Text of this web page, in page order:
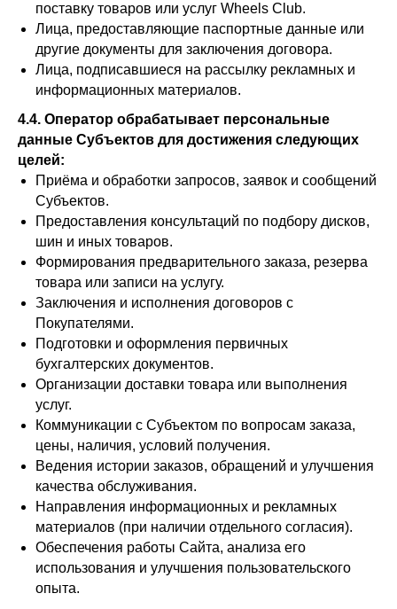
поставку товаров или услуг Wheels Club.
Лица, предоставляющие паспортные данные или
другие документы для заключения договора.
Лица, подписавшиеся на рассылку рекламных и
информационных материалов.
4.4. Оператор обрабатывает персональные
данные Субъектов для достижения следующих
целей:
Приёма и обработки запросов, заявок и сообщений
Субъектов.
Предоставления консультаций по подбору дисков,
шин и иных товаров.
Формирования предварительного заказа, резерва
товара или записи на услугу.
Заключения и исполнения договоров с
Покупателями.
Подготовки и оформления первичных
бухгалтерских документов.
Организации доставки товара или выполнения
услуг.
Коммуникации с Субъектом по вопросам заказа,
цены, наличия, условий получения.
Ведения истории заказов, обращений и улучшения
качества обслуживания.
Направления информационных и рекламных
материалов (при наличии отдельного согласия).
Обеспечения работы Сайта, анализа его
использования и улучшения пользовательского
опыта.